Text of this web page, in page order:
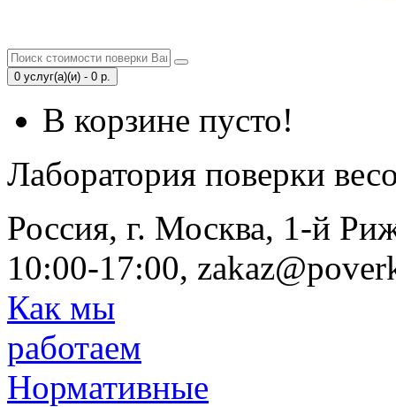
0 услуг(а)(и) - 0 р.
В корзине пусто!
Лаборатория поверки
Россия, г. Москва, 1-й
10:00-17:00,
Как мы
работаем
Нормативные